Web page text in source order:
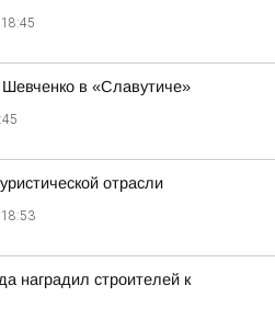
в «Славутиче»
отрасли
18:53
наградил строителей к